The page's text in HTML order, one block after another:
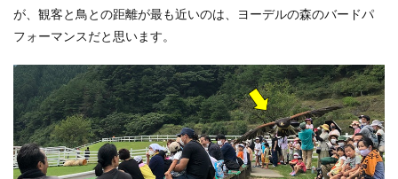
が、観客と鳥との距離が最も近いのは、ヨーデルの森のバードパ
フォーマンスだと思います。